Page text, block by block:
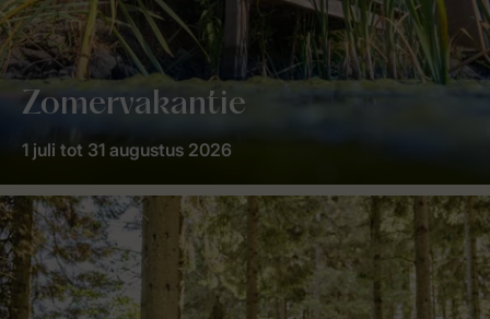
Zomervakantie
1 juli tot 31 augustus 2026